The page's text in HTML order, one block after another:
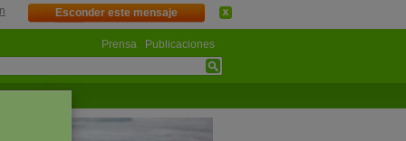
Esconder este mensaje
Prensa Publicaciones